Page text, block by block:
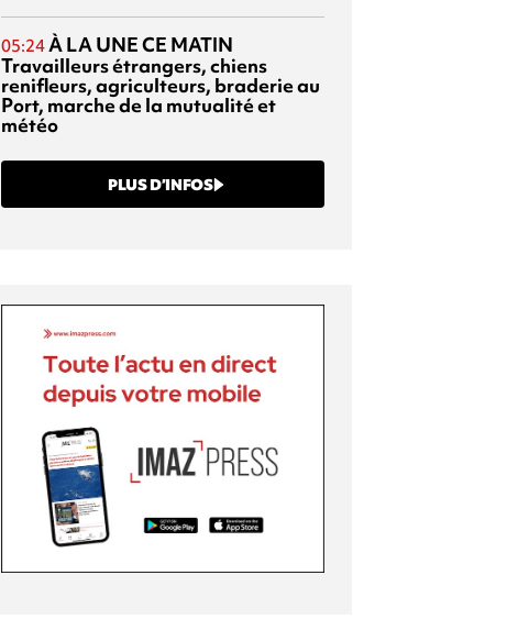
05:24À LA UNE CE MATIN
Travailleurs étrangers, chiens
renifleurs, agriculteurs, braderie au
Port, marche de la mutualité et
météo
PLUS D’INFOS